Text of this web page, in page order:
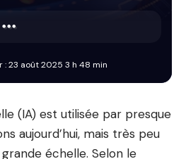
: 23 août 2025 3 h 48 min
(IA) est utilisée par presque
aujourd’hui, mais très peu
échelle. Selon le